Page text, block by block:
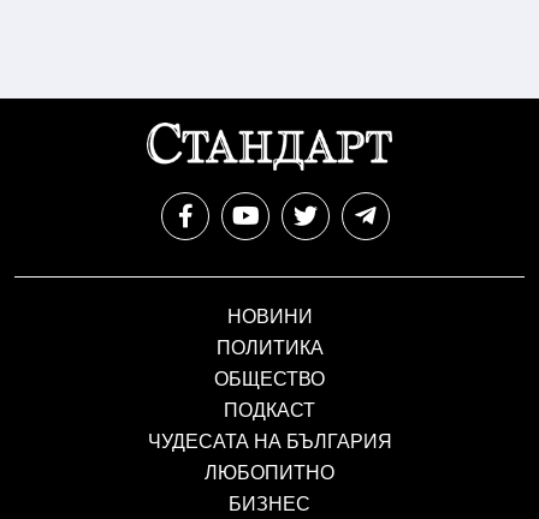
НОВИНИ
ПОЛИТИКА
ОБЩЕСТВО
ПОДКАСТ
ЧУДЕСАТА НА БЪЛГАРИЯ
ЛЮБОПИТНО
БИЗНЕС